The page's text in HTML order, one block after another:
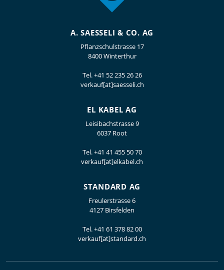
A. SAESSELI & CO. AG
Pflanzschulstrasse 17
8400 Winterthur
Tel.+41 52 235 26 26
verkauf[at]saesseli.ch
EL KABEL AG
Leisibachstrasse 9
6037 Root
Tel.+41 41 455 50 70
verkauf[at]elkabel.ch
STANDARD AG
Freulerstrasse 6
4127 Birsfelden
Tel.+41 61 378 82 00
verkauf[at]standard.ch